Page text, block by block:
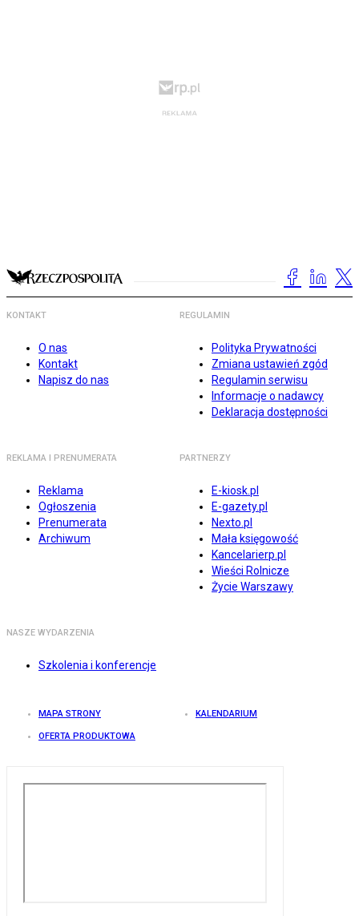
KONTAKT
O nas
Kontakt
Napisz do nas
REGULAMIN
Polityka Prywatności
Zmiana ustawień zgód
Regulamin serwisu
Informacje o nadawcy
Deklaracja dostępności
REKLAMA I PRENUMERATA
Reklama
Ogłoszenia
Prenumerata
Archiwum
PARTNERZY
E-kiosk.pl
E-gazety.pl
Nexto.pl
Mała księgowość
Kancelarierp.pl
Wieści Rolnicze
Życie Warszawy
NASZE WYDARZENIA
Szkolenia i konferencje
MAPA STRONY KALENDARIUM
OFERTA PRODUKTOWA